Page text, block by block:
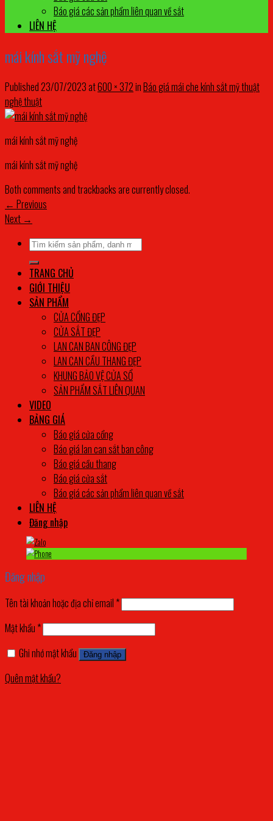
Báo giá các sản phẩm liên quan về sắt
LIÊN HỆ
mái kính sắt mỹ nghệ
Published23/07/2023at600 × 372inBáo giá mái che kính sắt mỹ thuật
nghệ thuật
mái kính sắt mỹ nghệ
mái kính sắt mỹ nghệ
Both comments and trackbacks are currently closed.
← Previous
Next →
Tìm
kiếm:
TRANG CHỦ
GIỚI THIỆU
SẢN PHẨM
CỬA CỔNG ĐẸP
CỬA SẮT ĐẸP
LAN CAN BAN CÔNG ĐẸP
LAN CAN CẦU THANG ĐẸP
KHUNG BẢO VỆ CỬA SỔ
SẢN PHẨM SẮT LIÊN QUAN
VIDEO
BẢNG GIÁ
Báo giá cửa cổng
Báo giá lan can sắt ban công
Báo giá cầu thang
Báo giá cửa sắt
Báo giá các sản phẩm liên quan về sắt
LIÊN HỆ
Đăng nhập
Đăng nhập
Tên tài khoản hoặc địa chỉ email *
Mật khẩu *
Ghi nhớ mật khẩu
Đăng nhập
Quên mật khẩu?